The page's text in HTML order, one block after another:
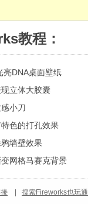
教程 ：
亮DNA桌面壁纸
立体大胶囊
小刀
色的打孔效果
墙壁效果
网格马赛克背景
搜索Fireworks也玩通